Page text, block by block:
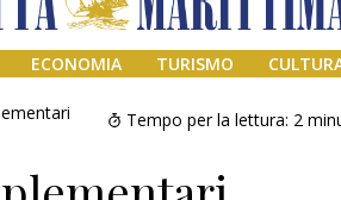
ECONOMIA TURISMO
Tempo per la lettura: 2